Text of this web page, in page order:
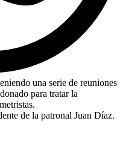
una serie de reuniones
para tratar la
de la patronal Juan Díaz.